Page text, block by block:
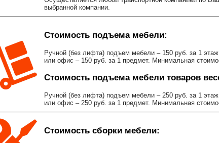
выбранной компании.
Стоимость подъема мебели:
Ручной (без лифта) подъем мебели – 150 руб. за 1
или офис – 150 руб. за 1 предмет. Минимальная
Стоимость подъема мебели товаров
Ручной (без лифта) подъем мебели – 250 руб. за 1
или офис – 250 руб. за 1 предмет. Минимальная
Стоимость сборки мебели: